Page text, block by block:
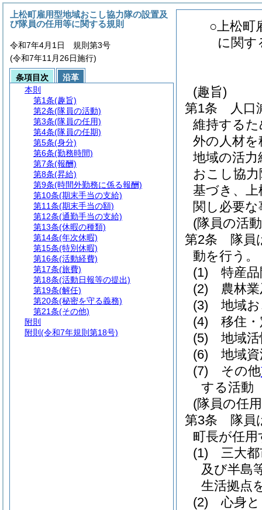
○上松町
に関す
(趣旨)
第1条
人口
維持する
外の人材
地域の活
おこし協
基づき、
関し必要
(隊員の活
第2条
隊員
動を行う。
(1)
特産
(2)
農林
(3)
地域
(4)
移住
(5)
地域
(6)
地域
(7)
その他
する活動
(隊員の任
第3条
隊員
町長が任用
(1)
三大
及び半島
生活拠点
(2)
心身
上松町雇用型地域おこし協力隊の設置及
び隊員の任用等に関する規則
令和7年4月1日 規則第3号
(令和7年11月26日施行)
条項目次
沿革
本則
第1条(趣旨)
第2条(隊員の活動)
第3条(隊員の任用)
第4条(隊員の任期)
第5条(身分)
第6条(勤務時間)
第7条(報酬)
第8条(昇給)
第9条(時間外勤務に係る報酬)
第10条(期末手当の支給)
第11条(期末手当の額)
第12条(通勤手当の支給)
第13条(休暇の種類)
第14条(年次休暇)
第15条(特別休暇)
第16条(活動経費)
第17条(旅費)
第18条(活動日報等の提出)
第19条(解任)
第20条(秘密を守る義務)
第21条(その他)
附則
附則 (令和7年規則第18号)